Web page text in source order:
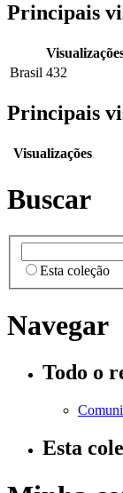
Principais
Brasil 432
Principais
Visualizações
Buscar
Esta coleção
Navegar
Todo o
Esta